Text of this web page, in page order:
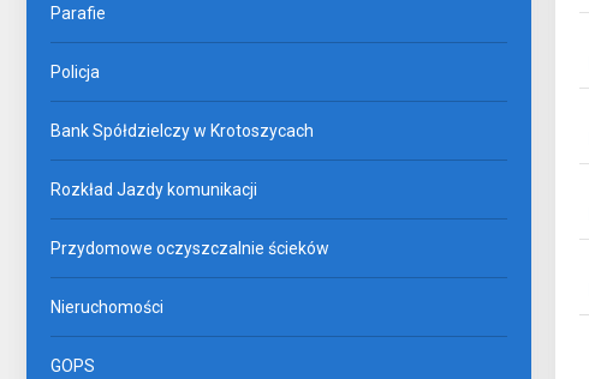
Parafie
Policja
Bank Spółdzielczy w Krotoszycach
Rozkład Jazdy komunikacji
Przydomowe oczyszczalnie ścieków
Nieruchomości
GOPS